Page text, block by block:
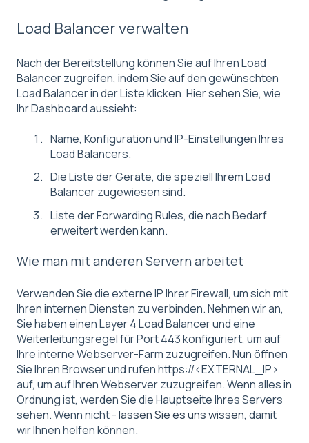
Load Balancer verwalten
Nach der Bereitstellung können Sie auf Ihren Load
Balancer zugreifen, indem Sie auf den gewünschten
Load Balancer in der Liste klicken. Hier sehen Sie, wie
Ihr Dashboard aussieht:
Name, Konfiguration und IP-Einstellungen Ihres
Load Balancers.
Die Liste der Geräte, die speziell Ihrem Load
Balancer zugewiesen sind.
Liste der Forwarding Rules, die nach Bedarf
erweitert werden kann.
Wie man mit anderen Servern arbeitet
Verwenden Sie die externe IP Ihrer Firewall, um sich mit
Ihren internen Diensten zu verbinden. Nehmen wir an,
Sie haben einen Layer 4 Load Balancer und eine
Weiterleitungsregel für Port 443 konfiguriert, um auf
Ihre interne Webserver-Farm zuzugreifen. Nun öffnen
Sie Ihren Browser und rufen https://<EXTERNAL_IP>
auf, um auf Ihren Webserver zuzugreifen. Wenn alles in
Ordnung ist, werden Sie die Hauptseite Ihres Servers
sehen. Wenn nicht -lassen Sie es uns wissen, damit
wir Ihnen helfen können.